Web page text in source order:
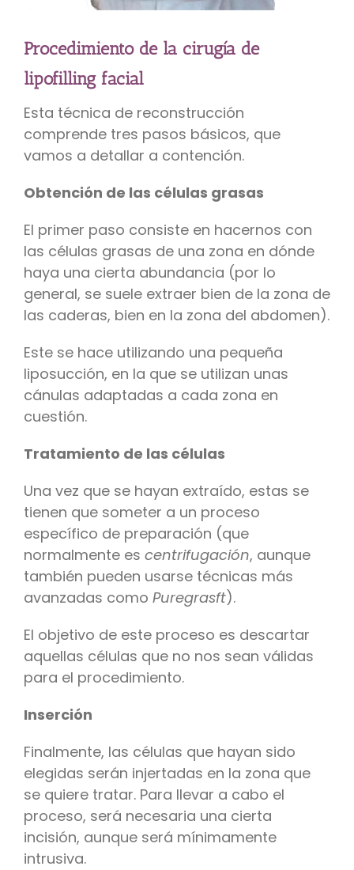
Procedimiento de la cirugía de
lipofilling facial
Esta técnica de reconstrucción
comprende tres pasos básicos, que
vamos a detallar a contención.
Obtención de las células grasas
El primer paso consiste en hacernos con
las células grasas de una zona en dónde
haya una cierta abundancia (por lo
general, se suele extraer bien de la zona de
las caderas, bien en la zona del abdomen).
Este se hace utilizando una pequeña
liposucción, en la que se utilizan unas
cánulas adaptadas a cada zona en
cuestión.
Tratamiento de las células
Una vez que se hayan extraído, estas se
tienen que someter a un proceso
específico de preparación (que
normalmente es centrifugación, aunque
también pueden usarse técnicas más
avanzadas como Puregrasft).
El objetivo de este proceso es descartar
aquellas células que no nos sean válidas
para el procedimiento.
Inserción
Finalmente, las células que hayan sido
elegidas serán injertadas en la zona que
se quiere tratar. Para llevar a cabo el
proceso, será necesaria una cierta
incisión, aunque será mínimamente
intrusiva.